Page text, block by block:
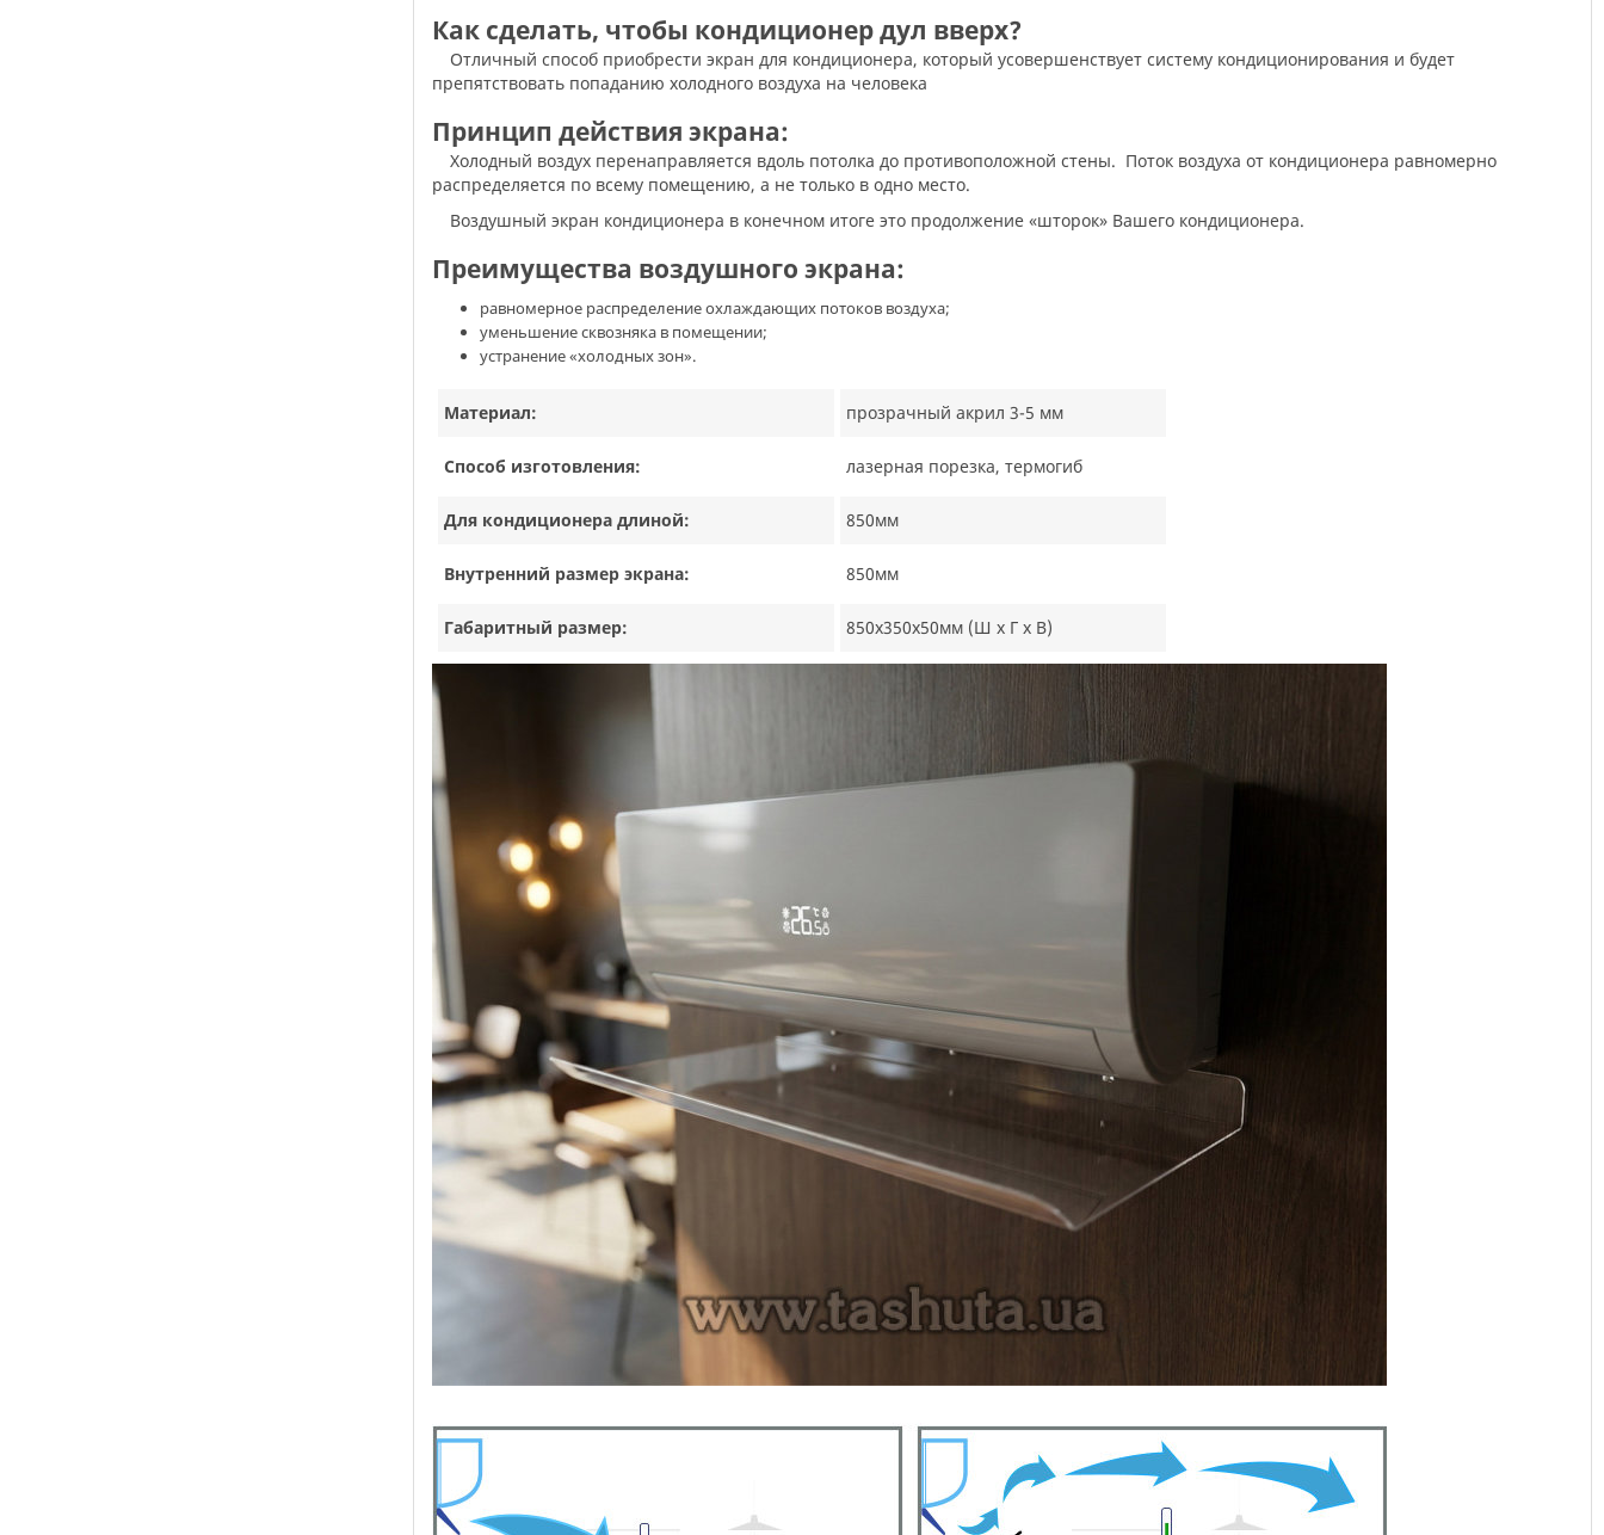
Как сделать, чтобы кондиционер дул вверх?
Отличный способ приобрести экран для кондиционера, который усовершенствует систему кондиционирования и будет
препятствовать попаданию холодного воздуха на человека
Принцип действия экрана:
Холодный воздух перенаправляется вдоль потолка до противоположной стены. Поток воздуха от кондиционера равномерно
распределяется по всему помещению, а не только в одно место.
Воздушный экран кондиционера в конечном итоге это продолжение «шторок» Вашего кондиционера.
Преимущества воздушного экрана:
равномерное распределение охлаждающих потоков воздуха;
уменьшение сквозняка в помещении;
устранение «холодных зон».
Материал: прозрачный акрил 3-5 мм
Способ изготовления: лазерная порезка, термогиб
Для кондиционера длиной: 850мм
Внутренний размер экрана: 850мм
Габаритный размер: 850х350х50мм (Ш х Г х В)